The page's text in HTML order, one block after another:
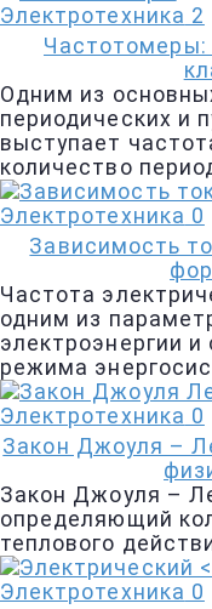
Электротехника 2
Частотомеры:
Одним из
периодических и
выступает
количество
Электротехника 0
Зависимость
Частота
одним из
электроэнергии и
режима
Электротехника 0
Закон Джоуля –
Закон Джоуля –
определяющий
теплового
Электротехника 0